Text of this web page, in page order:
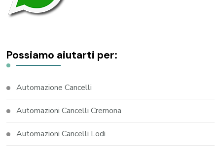
Possiamo aiutarti per:
Automazione Cancelli
Automazioni Cancelli Cremona
Automazioni Cancelli Lodi